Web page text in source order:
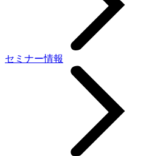
セミナー情報